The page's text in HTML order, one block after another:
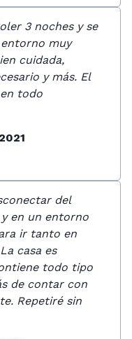
3 noches y se
muy
cuidada,
y más. El
todo
del
en un entorno
ir tanto en
casa es
todo tipo
de contar con
Repetiré sin